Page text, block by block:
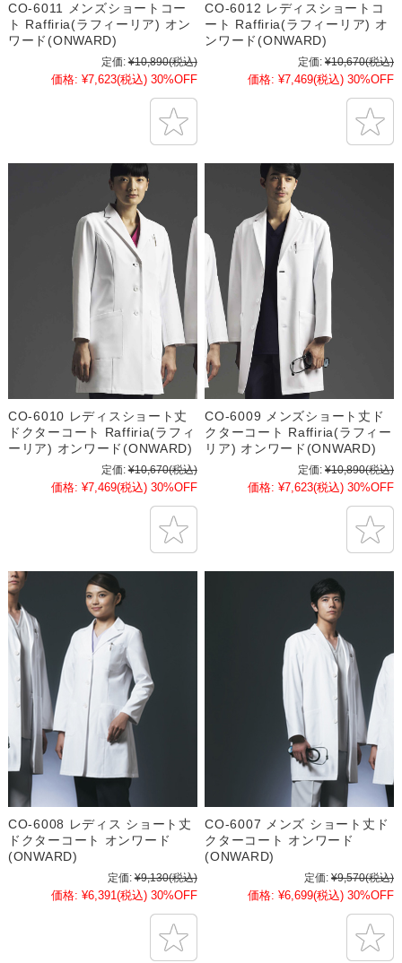
CO-6011 メンズショートコー
ト Raffiria(ラフィーリア) オン
ワード(ONWARD)
定価: ¥10,890(税込)
価格: ¥7,623(税込) 30%OFF
CO-6012 レディスショートコ
ート Raffiria(ラフィーリア) オ
ンワード(ONWARD)
定価: ¥10,670(税込)
価格: ¥7,469(税込) 30%OFF
CO-6010 レディスショート丈
ドクターコート Raffiria(ラフィ
ーリア) オンワード(ONWARD)
定価: ¥10,670(税込)
価格: ¥7,469(税込) 30%OFF
CO-6009 メンズショート丈ド
クターコート Raffiria(ラフィー
リア) オンワード(ONWARD)
定価: ¥10,890(税込)
価格: ¥7,623(税込) 30%OFF
CO-6008 レディス ショート丈
ドクターコート オンワード
(ONWARD)
定価: ¥9,130(税込)
価格: ¥6,391(税込) 30%OFF
CO-6007 メンズ ショート丈ド
クターコート オンワード
(ONWARD)
定価: ¥9,570(税込)
価格: ¥6,699(税込) 30%OFF